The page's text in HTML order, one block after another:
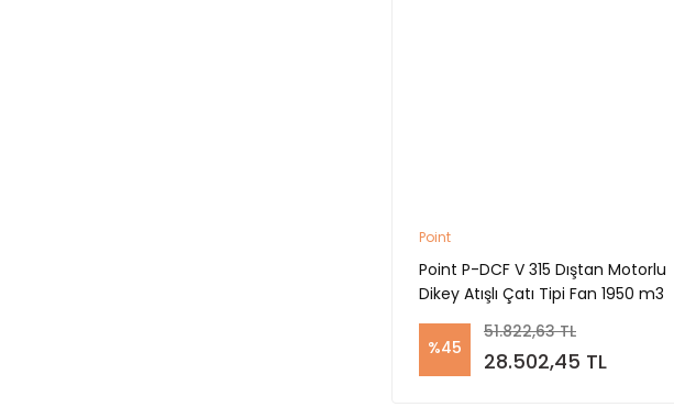
Point
Point P-DCF V 315 Dıştan Motorlu
Dikey Atışlı Çatı Tipi Fan 1950 m3
%45
51.822,63 TL
28.502,45 TL